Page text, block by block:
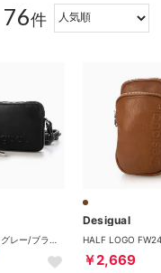
76件
Desigual
￥2,669